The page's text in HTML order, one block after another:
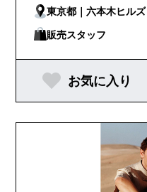
東京都｜六本木ヒルズ
販売スタッフ
お気に入り